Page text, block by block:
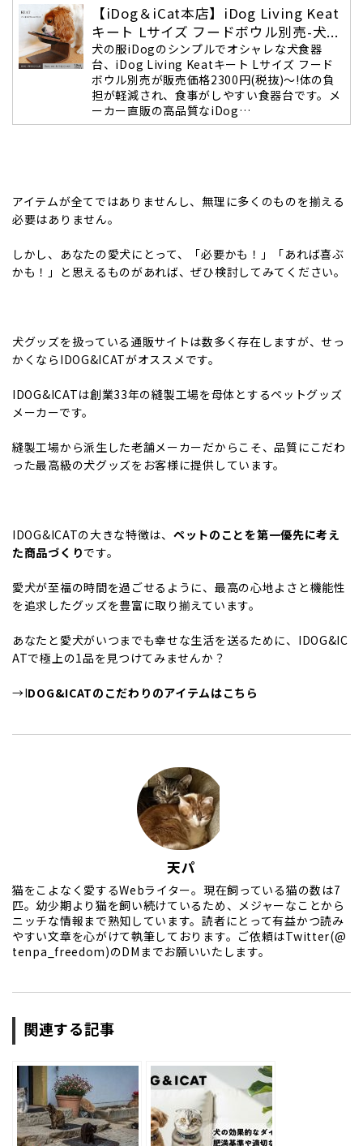
【iDog＆iCat本店】iDog Living Keat
キート Lサイズ フードボウル別売-犬...
犬の服iDogのシンプルでオシャレな犬食器
台、iDog Living Keatキート Lサイズ フード
ボウル別売が販売価格2300円(税抜)～!体の負
担が軽減され、食事がしやすい食器台です。メ
ーカー直販の高品質なiDog…
アイテムが全てではありませんし、無理に多くのものを揃える
必要はありません。
しかし、あなたの愛犬にとって、「必要かも！」「あれば喜ぶ
かも！」と思えるものがあれば、ぜひ検討してみてください。
犬グッズを扱っている通販サイトは数多く存在しますが、せっ
かくならIDOG&ICATがオススメです。
IDOG&ICATは創業33年の縫製工場を母体とするペットグッズ
メーカーです。
縫製工場から派生した老舗メーカーだからこそ、品質にこだわ
った最高級の犬グッズをお客様に提供しています。
IDOG&ICATの大きな特徴は、 ペットのことを第一優先に考え
た商品づくりです。
愛犬が至福の時間を過ごせるように、最高の心地よさと機能性
を追求したグッズを豊富に取り揃えています。
あなたと愛犬がいつまでも幸せな生活を送るために、IDOG&IC
ATで極上の1品を見つけてみませんか？
→IDOG&ICATのこだわりのアイテムはこちら
天パ
猫をこよなく愛するWebライター。現在飼っている猫の数は7
匹。幼少期より猫を飼い続けているため、メジャーなことから
ニッチな情報まで熟知しています。読者にとって有益かつ読み
やすい文章を心がけて執筆しております。ご依頼はTwitter(@
tenpa_freedom)のDMまでお願いいたします。
関連する記事